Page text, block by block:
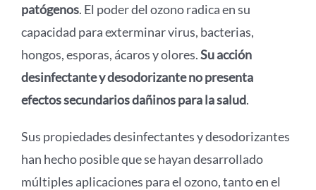
patógenos. El poder del ozono radica en su
capacidad para exterminar virus, bacterias,
hongos, esporas, ácaros y olores.Su acción
desinfectante y desodorizante no presenta
efectos secundarios dañinos para la salud.
Sus propiedades desinfectantes y desodorizantes
han hecho posible que se hayan desarrollado
múltiples aplicaciones para el ozono, tanto en el